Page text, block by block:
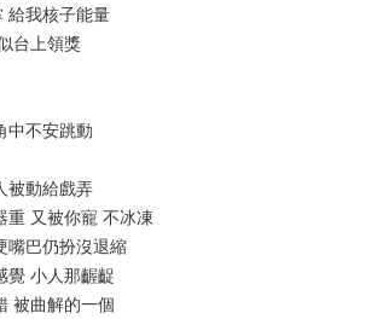
給我核子能量
台上領獎
中不安跳動
被動給戲弄
重 又被你寵 不冰凍
嘴巴仍扮沒退縮
覺 小人那齷齪
被曲解的一個